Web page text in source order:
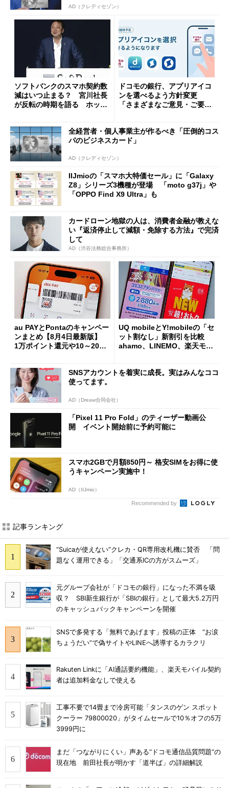
AD（クレディセゾン）
ソフトバンクのスマホ契約数
減はいつ止まる？ 宮川社長
が反転の時期を語る ホッピ
ドコモの銀行、アプリアイコ
ンを選べるよう方針変更
「さまざまなご意見・ご要望
全経営者・個人事業主が作るべき「圧倒的コス
パのビジネスカード」
AD（クレディセゾン）
IIJmioの「スマホ大特価セール」に「Galaxy
Z8」シリーズ3機種が登場 「moto g37j」や
「OPPO Find X9 Ultra」も
カードローン地獄の人は、消費者金融が教えな
い『返済停止して減額・免除する方法』で完済
して
AD（渋谷法務総合事務所）
au PAYとPontaのキャンペー
ンまとめ【8月4日最新版】
1万ポイント還元や10～20％
UQ mobileとY!mobileの「セ
ット割なし」新割引を比較
ahamo、LINEMO、楽天モバ
SNSアカウントを着実に成長。実はみんなココ
使ってます。
AD（Dreaw合同会社）
「Pixel 11 Pro Fold」のティーザー動画公
開 イベント開始前に予約可能に
スマホ2GBで月額850円～ 格安SIMをお得に使
うキャンペーン実施中！
AD（IIJmio）
Recommended by
記事ランキング
“Suicaが使えない”クレカ・QR専用改札機に賛否 「問
題なく運用できる」「交通系ICの方がスムーズ」
元グループ会社が「ドコモの銀行」になった不満を吸
収？ SBI新生銀行が「SBIの銀行」として最大5.2万円
のキャッシュバックキャンペーンを開催
SNSで多発する「無料であげます」投稿の正体 “お涙
ちょうだい”で偽サイトやLINEへ誘導するカラクリ
Rakuten Linkに「AI通話要約機能」、楽天モバイル契約
者は追加料金なしで使える
工事不要で14畳まで冷房可能「タンスのゲン スポット
クーラー 79800020」がタイムセールで10％オフの5万
3999円に
まだ「つながりにくい」声ある“ドコモ通信品質問題”の
現在地 前田社長が明かす「道半ば」の詳細解説